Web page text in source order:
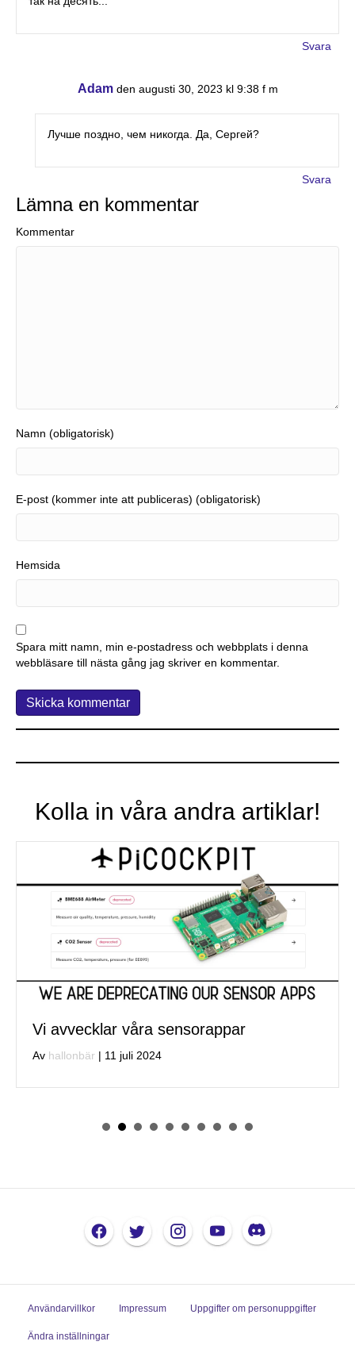
Svara
Adam den augusti 30, 2023 kl 9:38 f m
Лучше поздно, чем никогда. Да, Сергей?
Svara
Lämna en kommentar
Kommentar
Namn (obligatorisk)
E-post (kommer inte att publiceras) (obligatorisk)
Hemsida
Spara mitt namn, min e-postadress och webbplats i denna
webbläsare till nästa gång jag skriver en kommentar.
Kolla in våra andra artiklar!
Vi avvecklar våra sensorappar
Av hallonbär | 11 juli 2024
Användarvillkor Impressum Uppgifter om personuppgifter
Ändra inställningar